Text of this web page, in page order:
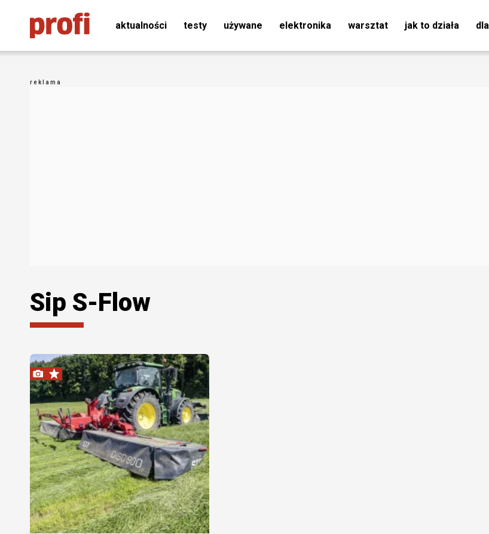
aktualności testy używane elektronika warsztat jak to działa
Sip S-Flow